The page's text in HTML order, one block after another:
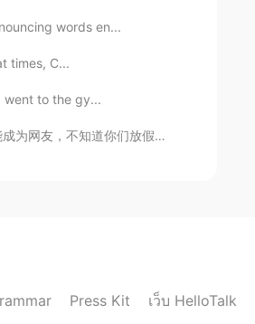
words en...
times, C...
went to the gy...
来的中国朋友们讲一下，我是华裔。我从小在新...
Press Kit เว็บ HelloTalk